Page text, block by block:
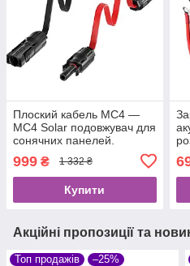
Плоский кабель MC4 —
MC4 Solar подовжувач для
сонячних панелей.
999 ₴ 1 332 ₴
Купити
Акційні пропозиції та
Топ продажів –25%